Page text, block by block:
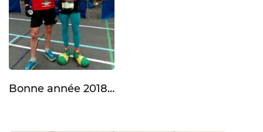
Bonne année 2018…